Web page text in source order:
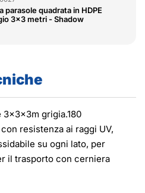
parasole quadrata in HDPE
3x3 metri - Shadow
3x3x3m grigia.180
resistenza ai raggi UV,
su ogni lato, per
il trasporto con cerniera